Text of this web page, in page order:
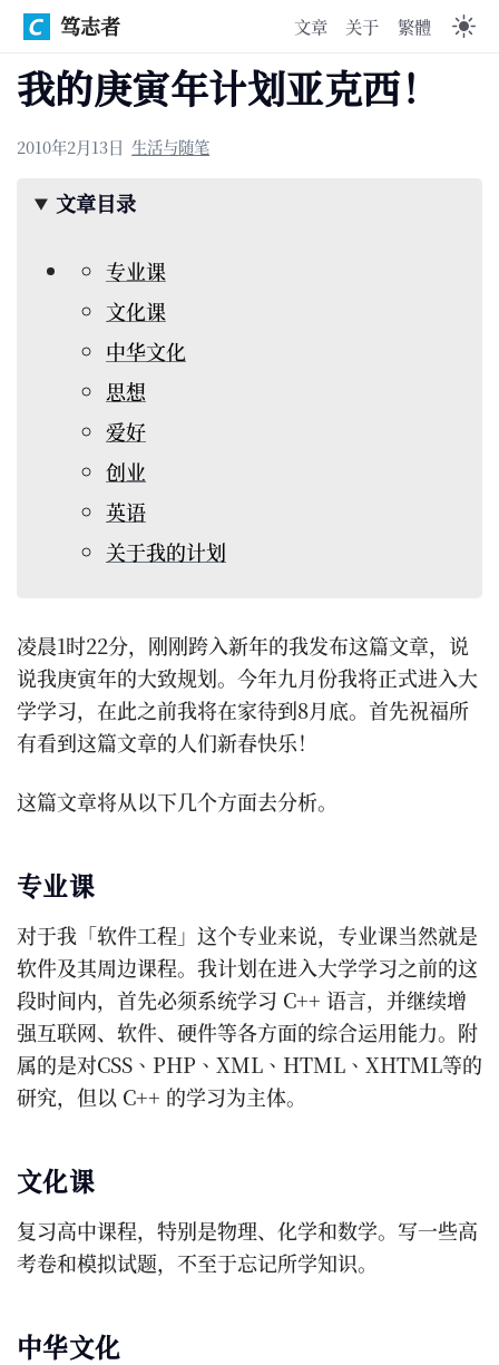
笃志者 文章 关于 繁體
我的庚寅年计划亚克西！
2010年2月13日 生活与随笔
文章目录
专业课
文化课
中华文化
思想
爱好
创业
英语
关于我的计划
凌晨1时22分，刚刚跨入新年的我发布这篇文章，说
说我庚寅年的大致规划。今年九月份我将正式进入大
学学习，在此之前我将在家待到8月底。首先祝福所
有看到这篇文章的人们新春快乐！
这篇文章将从以下几个方面去分析。
专业课
对于我「软件工程」这个专业来说，专业课当然就是
软件及其周边课程。我计划在进入大学学习之前的这
段时间内，首先必须系统学习 C++ 语言，并继续增
强互联网、软件、硬件等各方面的综合运用能力。附
属的是对CSS、PHP、XML、HTML、XHTML等的
研究，但以 C++ 的学习为主体。
文化课
复习高中课程，特别是物理、化学和数学。写一些高
考卷和模拟试题，不至于忘记所学知识。
中华文化